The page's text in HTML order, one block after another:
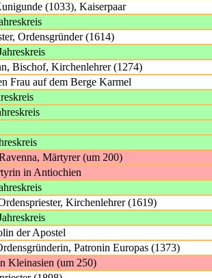
(1033), Kaiserpaar
Ordensgründer (1614)
Bischof, Kirchenlehrer (1274)
Frau auf dem Berge Karmel
Märtyrer (um 200)
in Antiochien
Kirchenlehrer (1619)
der Apostel
Patronin Europas (1373)
Kleinasien (um 250)